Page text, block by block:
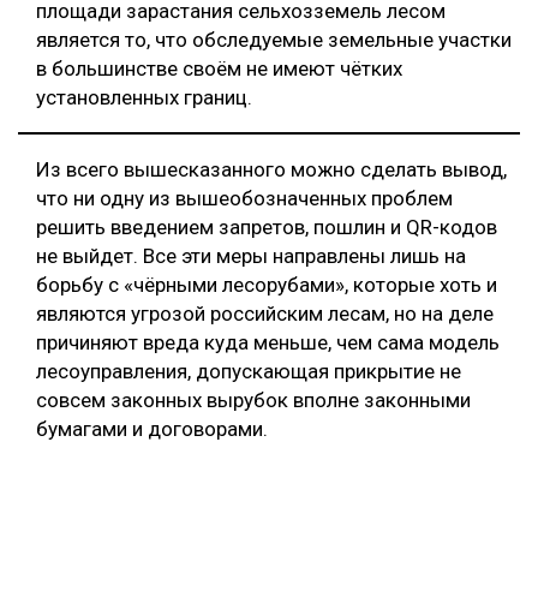
площади зарастания сельхозземель лесом
является то, что обследуемые земельные участки
в большинстве своём не имеют чётких
установленных границ.
Из всего вышесказанного можно сделать вывод,
что ни одну из вышеобозначенных проблем
решить введением запретов, пошлин и QR-кодов
не выйдет. Все эти меры направлены лишь на
борьбу с «чёрными лесорубами», которые хоть и
являются угрозой российским лесам, но на деле
причиняют вреда куда меньше, чем сама модель
лесоуправления, допускающая прикрытие не
совсем законных вырубок вполне законными
бумагами и договорами.